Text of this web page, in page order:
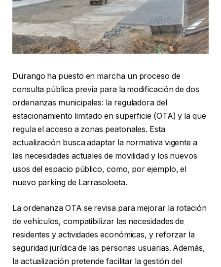
Durango ha puesto en marcha un proceso de
consulta pública previa para la modificación de dos
ordenanzas municipales: la reguladora del
estacionamiento limitado en superficie (OTA) y la que
regula el acceso a zonas peatonales. Esta
actualización busca adaptar la normativa vigente a
las necesidades actuales de movilidad y los nuevos
usos del espacio público, como, por ejemplo, el
nuevo parking de Larrasoloeta.
La ordenanza OTA se revisa para mejorar la rotación
de vehículos, compatibilizar las necesidades de
residentes y actividades económicas, y reforzar la
seguridad jurídica de las personas usuarias. Además,
la actualización pretende facilitar la gestión del